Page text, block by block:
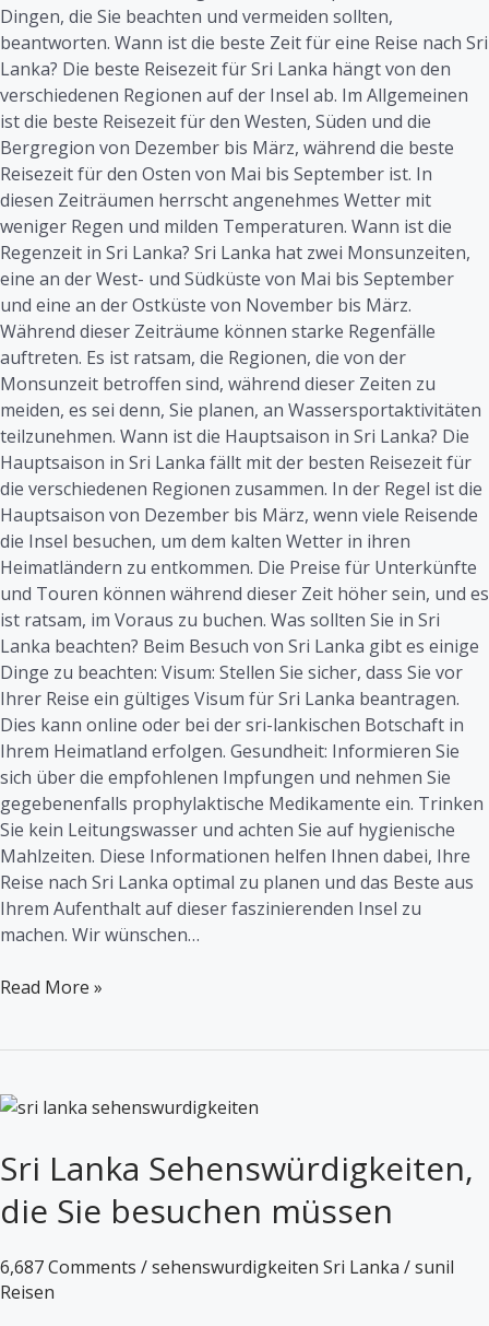
Dingen, die Sie beachten und vermeiden sollten,
beantworten. Wann ist die beste Zeit für eine Reise nach Sri
Lanka? Die beste Reisezeit für Sri Lanka hängt von den
verschiedenen Regionen auf der Insel ab. Im Allgemeinen
ist die beste Reisezeit für den Westen, Süden und die
Bergregion von Dezember bis März, während die beste
Reisezeit für den Osten von Mai bis September ist. In
diesen Zeiträumen herrscht angenehmes Wetter mit
weniger Regen und milden Temperaturen. Wann ist die
Regenzeit in Sri Lanka? Sri Lanka hat zwei Monsunzeiten,
eine an der West- und Südküste von Mai bis September
und eine an der Ostküste von November bis März.
Während dieser Zeiträume können starke Regenfälle
auftreten. Es ist ratsam, die Regionen, die von der
Monsunzeit betroffen sind, während dieser Zeiten zu
meiden, es sei denn, Sie planen, an Wassersportaktivitäten
teilzunehmen. Wann ist die Hauptsaison in Sri Lanka? Die
Hauptsaison in Sri Lanka fällt mit der besten Reisezeit für
die verschiedenen Regionen zusammen. In der Regel ist die
Hauptsaison von Dezember bis März, wenn viele Reisende
die Insel besuchen, um dem kalten Wetter in ihren
Heimatländern zu entkommen. Die Preise für Unterkünfte
und Touren können während dieser Zeit höher sein, und es
ist ratsam, im Voraus zu buchen. Was sollten Sie in Sri
Lanka beachten? Beim Besuch von Sri Lanka gibt es einige
Dinge zu beachten: Visum: Stellen Sie sicher, dass Sie vor
Ihrer Reise ein gültiges Visum für Sri Lanka beantragen.
Dies kann online oder bei der sri-lankischen Botschaft in
Ihrem Heimatland erfolgen. Gesundheit: Informieren Sie
sich über die empfohlenen Impfungen und nehmen Sie
gegebenenfalls prophylaktische Medikamente ein. Trinken
Sie kein Leitungswasser und achten Sie auf hygienische
Mahlzeiten. Diese Informationen helfen Ihnen dabei, Ihre
Reise nach Sri Lanka optimal zu planen und das Beste aus
Ihrem Aufenthalt auf dieser faszinierenden Insel zu
machen. Wir wünschen…
Read More »
Sri Lanka Sehenswürdigkeiten,
die Sie besuchen müssen
6,687 Comments /sehenswurdigkeiten Sri Lanka /sunil
Reisen
Sri
Sehenswürdigkeiten,
die
Sie
müssen